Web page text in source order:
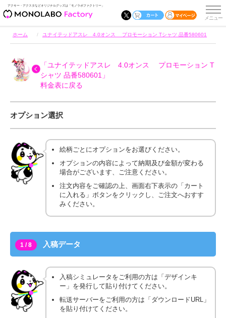
アクキー・アクスタなどオリジナルグッズは「モノラボファクトリー」
ホーム ユナイテッドアスレ 4.0オンス プロモーション Tシャツ 品番580601
「ユナイテッドアスレ 4.0オンス プロモーション T
シャツ 品番580601」
料金表に戻る
オプション選択
絵柄ごとにオプションをお選びください。
オプションの内容によって納期及び金額が変わる
場合がございます、ご注意ください。
注文内容をご確認の上、画面右下表示の「カート
に入れる」ボタンをクリックし、ご注文へおすす
みください。
1 / 8 入稿データ
入稿シミュレータをご利用の方は「デザインキ
ー」を発行して貼り付けてください。
転送サーバーをご利用の方は「ダウンロードURL」
を貼り付けてください。